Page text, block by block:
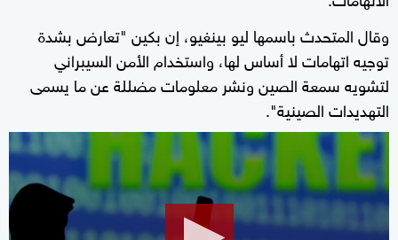
وقال المتحدث باسمها ليو بينغيو، إن بكين "تعارض بشدة
توجيه اتهامات لا أساس لها، واستخدام الأمن السيبراني
لتشويه سمعة الصين ونشر معلومات مضللة عن ما يسمى
التهديدات الصينية".
2
minutes,